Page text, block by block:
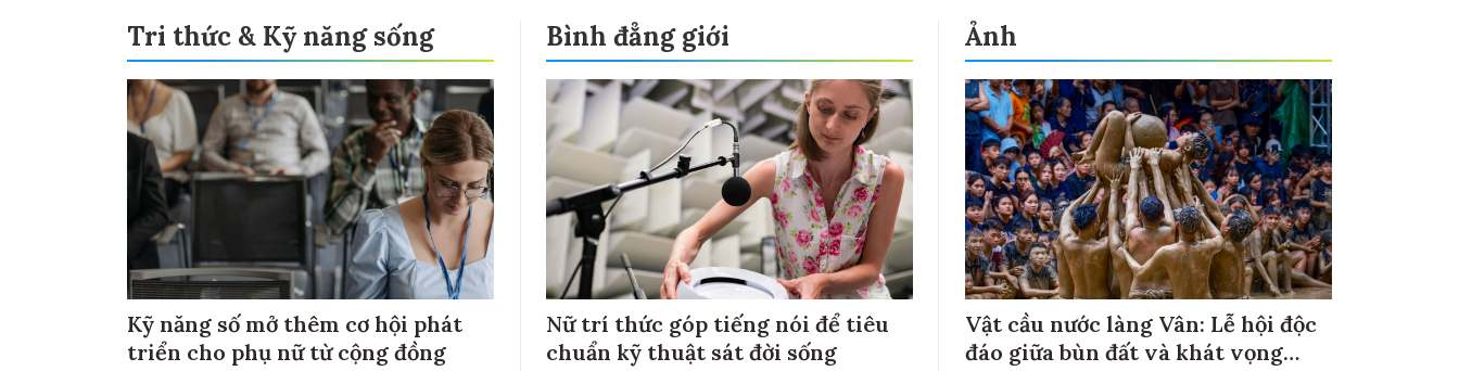
Tri thức & Kỹ năng sống
Kỹ năng số mở thêm cơ hội phát
triển cho phụ nữ từ cộng đồng
Bình đẳng giới
Nữ trí thức góp tiếng nói để tiêu
chuẩn kỹ thuật sát đời sống
Ảnh
Vật cầu nước làng Vân: Lễ hội độc
đáo giữa bùn đất và khát vọng